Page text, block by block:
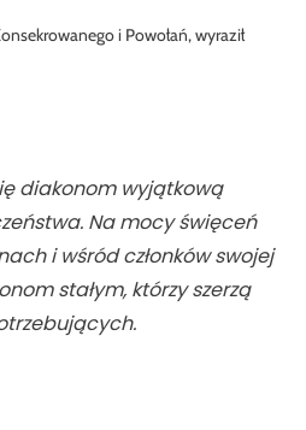
i Powołań, wyraził
diakonom wyjątkową
Na mocy święceń
i wśród członków swojej
stałym, którzy szerzą